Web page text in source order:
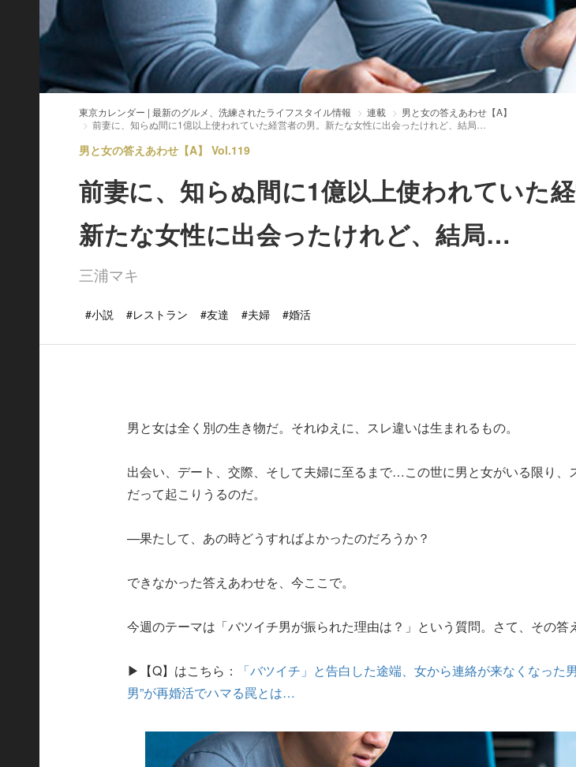
東京カレンダー | 最新のグルメ、洗練されたライフスタイル情報 連載
男と女の答えあわせ【A】
前妻に、知らぬ間に1億以上使われていた経営者の男。新たな女性に出会ったけれど、結局…
男と女の答えあわせ【A】 Vol.119
前妻に、知らぬ間に1億以上使われていた経
新たな女性に出会ったけれど、結局…
三浦マキ
#小説 #レストラン #友達 #夫婦 #婚活
男と女は全く別の生き物だ。それゆえに、スレ違いは生まれるもの。
出会い、デート、交際、そして夫婦に至るまで…この世に男と女がいる限り、
だって起こりうるのだ。
—果たして、あの時どうすればよかったのだろうか？
できなかった答えあわせを、今ここで。
今週のテーマは「バツイチ男が振られた理由は？」という質問。さて、その答
▶【Q】はこちら：
「バツイチ」と告白した途端、女から連絡が来なくなった
男”が再婚活でハマる罠とは…